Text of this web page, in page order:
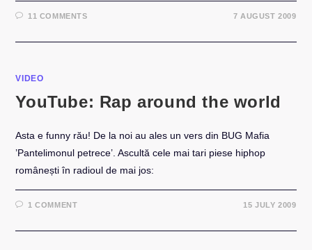
11 COMMENTS 7 AUGUST 2009
VIDEO
YouTube: Rap around the world
Asta e funny rău! De la noi au ales un vers din BUG Mafia
’Pantelimonul petrece’. Ascultă cele mai tari piese hiphop
românești în radioul de mai jos:
1 COMMENT 15 JULY 2009